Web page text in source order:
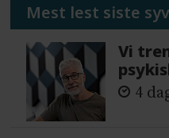
Mest lest siste
Vi
4